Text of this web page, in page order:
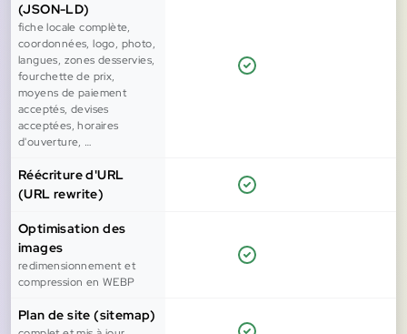
(JSON-LD)
fiche locale complète,
coordonnées, logo, photo,
langues, zones desservies,
fourchette de prix,
moyens de paiement
acceptés, devises
acceptées, horaires
d'ouverture, …
Réécriture d'URL
(URL rewrite)
Optimisation des
images
redimensionnement et
compression en WEBP
Plan de site (sitemap)